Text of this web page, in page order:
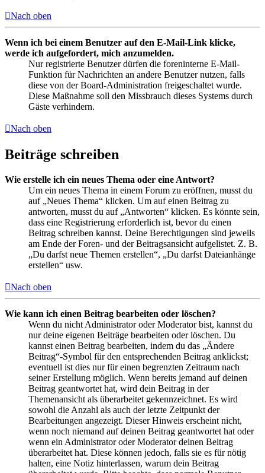
Nach oben
Wenn ich bei einem Benutzer auf den E-Mail-Link klicke,
werde ich aufgefordert, mich anzumelden.
Nur registrierte Benutzer dürfen die foreninterne E-Mail-
Funktion für Nachrichten an andere Benutzer nutzen, falls
diese von der Board-Administration freigeschaltet wurde.
Diese Maßnahme soll den Missbrauch dieses Systems durch
Gäste verhindern.
Nach oben
Beiträge schreiben
Wie erstelle ich ein neues Thema oder eine Antwort?
Um ein neues Thema in einem Forum zu eröffnen, musst du
auf „Neues Thema“ klicken. Um auf einen Beitrag zu
antworten, musst du auf „Antworten“ klicken. Es könnte sein,
dass eine Registrierung erforderlich ist, bevor du einen
Beitrag schreiben kannst. Deine Berechtigungen sind jeweils
am Ende der Foren- und der Beitragsansicht aufgelistet. Z. B.
„Du darfst neue Themen erstellen“, „Du darfst Dateianhänge
erstellen“ usw.
Nach oben
Wie kann ich einen Beitrag bearbeiten oder löschen?
Wenn du nicht Administrator oder Moderator bist, kannst du
nur deine eigenen Beiträge bearbeiten oder löschen. Du
kannst einen Beitrag bearbeiten, indem du das „Ändere
Beitrag“-Symbol für den entsprechenden Beitrag anklickst;
eventuell ist dies nur für einen begrenzten Zeitraum nach
seiner Erstellung möglich. Wenn bereits jemand auf deinen
Beitrag geantwortet hat, wird dein Beitrag in der
Themenansicht als überarbeitet gekennzeichnet. Es wird
sowohl die Anzahl als auch der letzte Zeitpunkt der
Bearbeitungen angezeigt. Dieser Hinweis erscheint nicht,
wenn noch niemand auf deinen Beitrag geantwortet hat oder
wenn ein Administrator oder Moderator deinen Beitrag
überarbeitet hat. Diese können jedoch, falls sie es für nötig
halten, eine Notiz hinterlassen, warum dein Beitrag